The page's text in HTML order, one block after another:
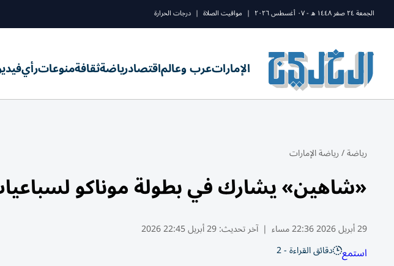
الجمعة ٢٤ صفر ١٤٤٨ ه - ٠٧ أغسطس ٢٠٢٦ | مواقيت الصلاة | درجات الحرارة
الإماراتعرب وعالماقتصادرياضةثقافةمنوعاترأي
رياضة/رياضة الإمارات
«شاهين» يشارك في بطولة موناكو
29 أبريل 2026 22:36 مساء | آخر تحديث:29 أبريل 22:45 2026
استمع دقائق القراءة - 2